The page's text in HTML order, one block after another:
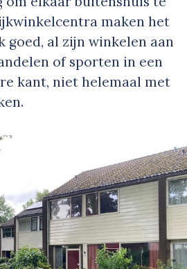
maken het
goed, al zijn winkelen aan
of sporten in een
kant, niet helemaal met